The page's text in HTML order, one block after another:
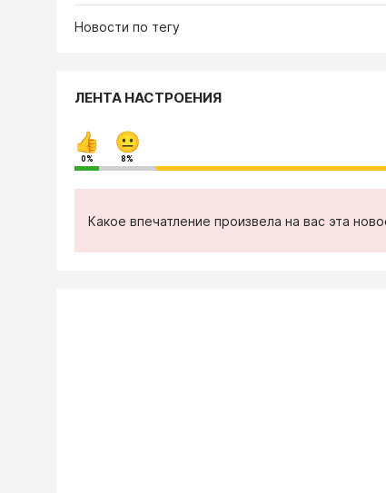
Новости по тегу
ЛЕНТА НАСТРОЕНИЯ
0% 8%
Какое впечатление произвела на вас эта